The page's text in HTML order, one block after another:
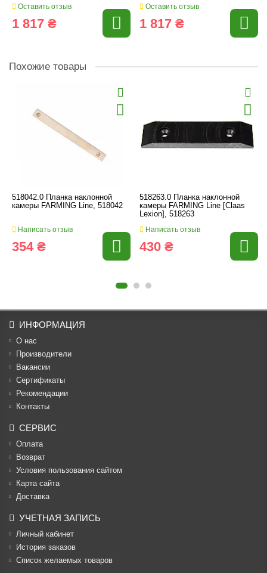
Оставить отзыв
1 817 ₴
Оставить отзыв
1 817 ₴
Похожие товары
518042.0 Планка наклонной
камеры FARMING Line, 518042
Написать отзыв
354 ₴
518263.0 Планка наклонной
камеры FARMING Line [Claas
Lexion], 518263
Написать отзыв
430 ₴
ИНФОРМАЦИЯ
О нас
Производители
Вакансии
Cертификаты
Рекомендации
Контакты
СЕРВИС
Оплата
Возврат
Условия пользования сайтом
Карта сайта
Доставка
УЧЕТНАЯ ЗАПИСЬ
Личный кабинет
История заказов
Список желаемых товаров